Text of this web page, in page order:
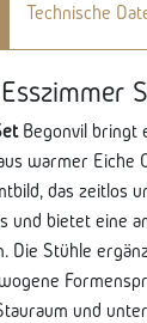
Technische
Begonvil bringt
warmer Eiche
das zeitlos
und bietet eine
Die Stühle
und